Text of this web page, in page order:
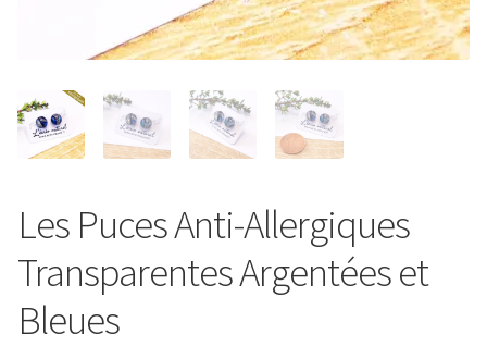
Les Puces Anti-Allergiques
Transparentes Argentées et
Bleues